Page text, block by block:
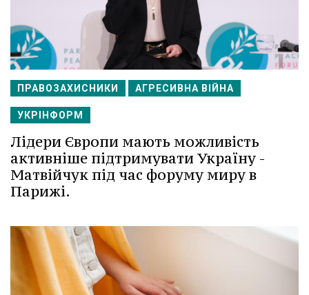
ПРАВОЗАХИСНИКИ АГРЕСИВНА ВІЙНА
УКРІНФОРМ
Лідери Європи мають можливість
активніше підтримувати Україну -
Матвійчук під час форуму миру в
Парижі.